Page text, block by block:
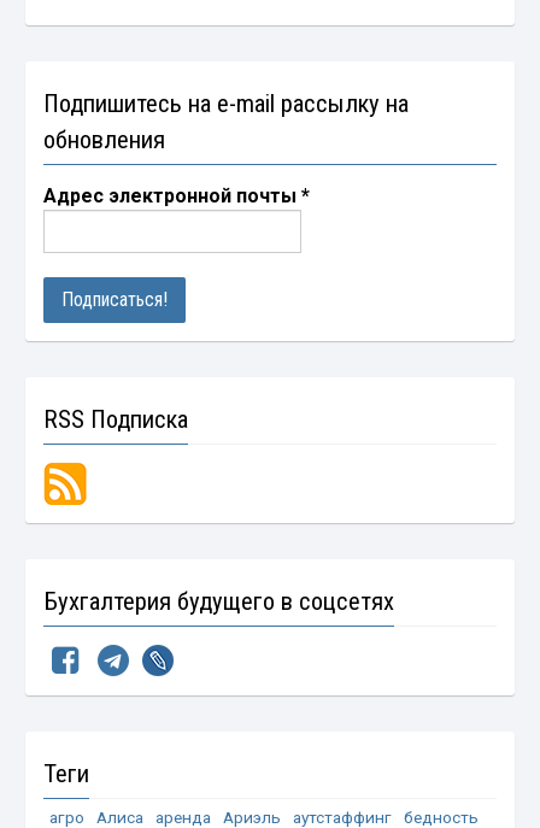
Подпишитесь на e-mail рассылку на
обновления
Адрес электронной почты*
RSS Подписка
Бухгалтерия будущего в соцсетях
Теги
агро Алиса аренда Ариэль аутстаффинг
бедность